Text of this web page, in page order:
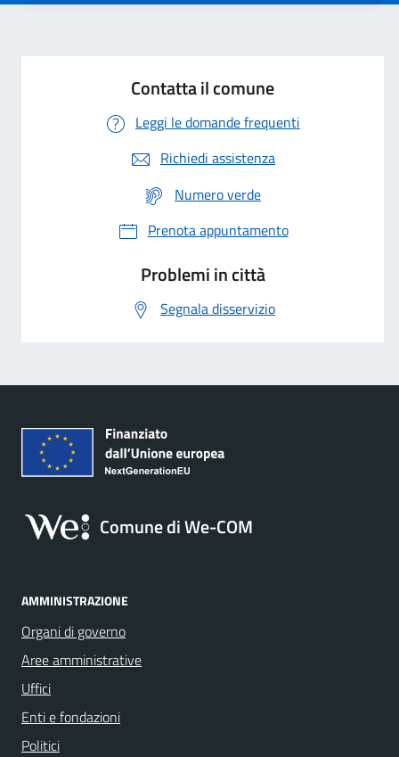
Contatta il comune
Leggi le domande frequenti
Richiedi assistenza
Numero verde
Prenota appuntamento
Problemi in città
Segnala disservizio
Comune di We-COM
AMMINISTRAZIONE
Organi di governo
Aree amministrative
Uffici
Enti e fondazioni
Politici